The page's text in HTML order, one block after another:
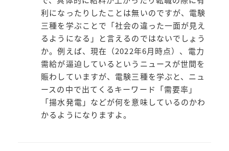
利になったりしたことは無いのですが、電験
三種を学ぶことで「社会の違った一面が見え
るようになる」と言えるのではないでしょう
か。例えば、現在（2022年6月時点）、電力
需給が逼迫しているというニュースが世間を
賑わしていますが、電験三種を学ぶと、ニュ
ースの中で出てくるキーワード「需要率」
「揚水発電」などが何を意味しているのかわ
かるようになりますよ。